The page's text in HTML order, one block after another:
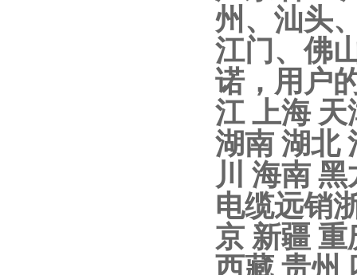
州、汕头
江门、佛
诺，用户
江 上海 天
湖南 湖北
川 海南
电缆远销
京 新疆
西藏 贵州